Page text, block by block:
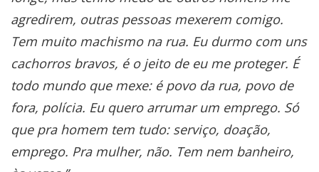
agredirem, outras pessoas mexerem comigo.
Tem muito machismo na rua. Eu durmo com uns
cachorros bravos, é o jeito de eu me proteger. É
todo mundo que mexe: é povo da rua, povo de
fora, polícia. Eu quero arrumar um emprego. Só
que pra homem tem tudo: serviço, doação,
emprego. Pra mulher, não. Tem nem banheiro,